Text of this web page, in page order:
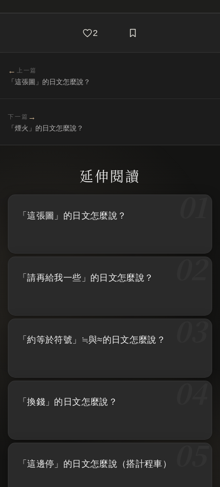
2
← 上一篇
「這張圖」的日文怎麼說？
下一篇 →
「煙火」的日文怎麼說？
「這張圖」的日文怎麼說？
「請再給我一些」的日文怎麼說？
「約等於符號」≒與≈的日文怎麼說？
「換錢」的日文怎麼說？
「這邊停」的日文怎麼說（搭計程車）